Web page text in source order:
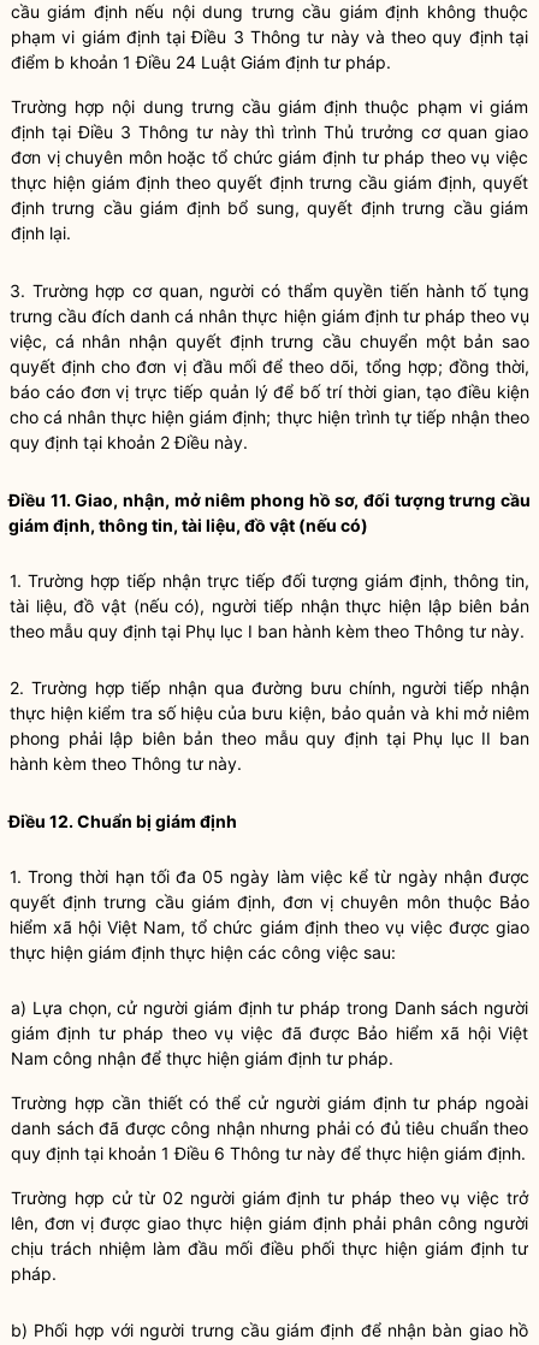
cầu giám định nếu nội dung trưng cầu giám định không thuộc
phạm vi giám định tại Điều 3 Thông tư này và theo quy định tại
điểm b khoản 1 Điều 24 Luật Giám định tư pháp.
Trường hợp nội dung trưng cầu giám định thuộc phạm vi giám
định tại Điều 3 Thông tư này thì trình Thủ trưởng cơ quan giao
đơn vị chuyên môn hoặc tổ chức giám định tư pháp theo vụ việc
thực hiện giám định theo quyết định trưng cầu giám định, quyết
định trưng cầu giám định bổ sung, quyết định trưng cầu giám
định lại.
3. Trường hợp cơ quan, người có thẩm quyền tiến hành tố tụng
trưng cầu đích danh cá nhân thực hiện giám định tư pháp theo vụ
việc, cá nhân nhận quyết định trưng cầu chuyển một bản sao
quyết định cho đơn vị đầu mối để theo dõi, tổng hợp; đồng thời,
báo cáo đơn vị trực tiếp quản lý để bố trí thời gian, tạo điều kiện
cho cá nhân thực hiện giám định; thực hiện trình tự tiếp nhận theo
quy định tại khoản 2 Điều này.
Điều 11. Giao, nhận, mở niêm phong hồ sơ, đối tượng trưng cầu
giám định, thông tin, tài liệu, đồ vật (nếu có)
1. Trường hợp tiếp nhận trực tiếp đối tượng giám định, thông tin,
tài liệu, đồ vật (nếu có), người tiếp nhận thực hiện lập biên bản
theo mẫu quy định tại Phụ lục I ban hành kèm theo Thông tư này.
2. Trường hợp tiếp nhận qua đường bưu chính, người tiếp nhận
thực hiện kiểm tra số hiệu của bưu kiện, bảo quản và khi mở niêm
phong phải lập biên bản theo mẫu quy định tại Phụ lục II ban
hành kèm theo Thông tư này.
Điều 12. Chuẩn bị giám định
1. Trong thời hạn tối đa 05 ngày làm việc kể từ ngày nhận được
quyết định trưng cầu giám định, đơn vị chuyên môn thuộc Bảo
hiểm xã hội Việt Nam, tổ chức giám định theo vụ việc được giao
thực hiện giám định thực hiện các công việc sau:
a) Lựa chọn, cử người giám định tư pháp trong Danh sách người
giám định tư pháp theo vụ việc đã được Bảo hiểm xã hội Việt
Nam công nhận để thực hiện giám định tư pháp.
Trường hợp cần thiết có thể cử người giám định tư pháp ngoài
danh sách đã được công nhận nhưng phải có đủ tiêu chuẩn theo
quy định tại khoản 1 Điều 6 Thông tư này để thực hiện giám định.
Trường hợp cử từ 02 người giám định tư pháp theo vụ việc trở
lên, đơn vị được giao thực hiện giám định phải phân công người
chịu trách nhiệm làm đầu mối điều phối thực hiện giám định tư
pháp.
b) Phối hợp với người trưng cầu giám định để nhận bàn giao hồ